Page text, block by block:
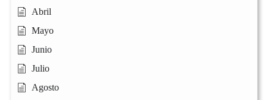
Abril
Mayo
Junio
Julio
Agosto